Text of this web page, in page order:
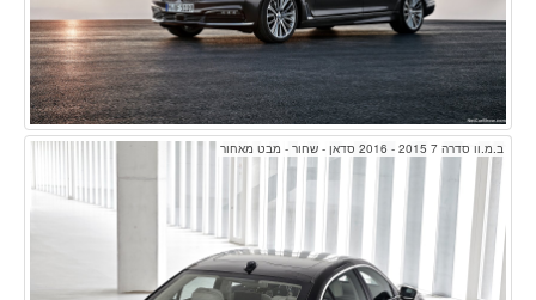
ב.מ.וו סדרה 7 2015 - 2016 סדאן - שחור - מבט מאחור